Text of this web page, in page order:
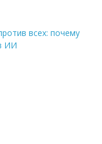
всех: почему
ИИ